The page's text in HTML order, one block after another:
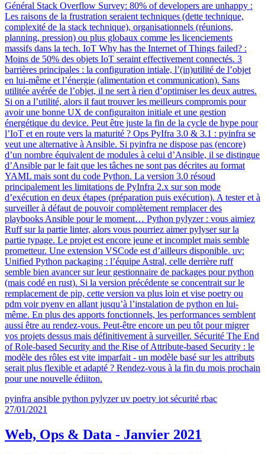
Général Stack Overflow Survey: 80% of developers are unhappy :
Les raisons de la frustration seraient techniques (dette technique,
complexité de la stack technique), organisationnels (réunions,
planning, pression) ou plus globaux comme les licenciements
massifs dans la tech. IoT Why has the Internet of Things failed? :
Moins de 50% des objets IoT seraint effectivement connectés. 3
barrières principales : la configuration intiale, l’(in)utilité de l’objet
en lui-même et l’énergie (alimentation et communication). Sans
utilitée avérée de l’objet, il ne sert à rien d’optimiser les deux autres.
Si on a l’utilité, alors il faut trouver les meilleurs compromis pour
avoir une bonne UX de configuraiton initiale et une gestion
énergétique du device. Peut être juste la fin de la cycle de hype pour
l’IoT et en route vers la maturité ? Ops PyIfra 3.0 & 3.1 : pyinfra se
veut une alternative à Ansible. Si pyinfra ne dispose pas (encore)
d’un nombre équivalent de modules à celui d’Ansible, il se distingue
d’Ansible par le fait que les tâches ne sont pas décrites au format
YAML mais sont du code Python. La version 3.0 résoud
principalement les limitations de PyInfra 2.x sur son mode
d’exécution en deux étapes (préparation puis exécution). A tester et à
surveiller à défaut de pouvoir complètement remplacer des
playbooks Ansible pour le moment… Python pylyzer : vous aimiez
Ruff sur la partie linter, alors vous pourriez aimer pylyser sur la
partie typage. Le projet est encore jeune et incomplet mais semble
prometteur. Une extension VSCode est d’ailleurs disponible. uv:
Unified Python packaging : l’équipe Astral, celle derrière ruff
semble bien avancer sur leur gestionnaire de packages pour python
(mais codé en rust). Si la version précédente se concentrait sur le
remplacement de pip, cette version va plus loin et vise poetry ou
pdm voir pyenv en allant jusqu’à l’instalation de python en lui-
même. En plus des apports fonctionnels, les performances semblent
aussi être au rendez-vous. Peut-être encore un peu tôt pour migrer
vos projets dessus mais définitivement à surveiller. Sécurité The End
of Role-based Security and the Rise of Attribute-based Security : le
modèle des rôles est vite imparfait - un modèle basé sur les attributs
serait plus flexible et adapté ? Rendez-vous à la fin du mois prochain
pour une nouvelle édiiton.
pyinfra ansible python pylyzer uv poetry iot sécurité rbac
27/01/2021
Web, Ops & Data - Janvier 2021